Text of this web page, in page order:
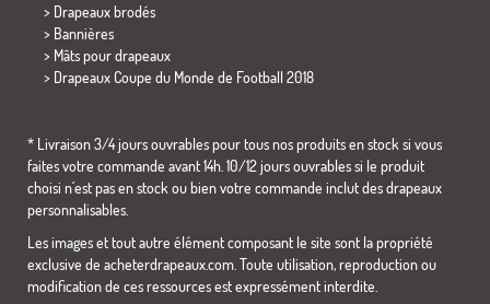
> Drapeaux brodés
> Bannières
> Mâts pour drapeaux
> Drapeaux Coupe du Monde de Football 2018
* Livraison 3/4 jours ouvrables pour tous nos produits en stock si vous
faites votre commande avant 14h. 10/12 jours ouvrables si le produit
choisi n´est pas en stock ou bien votre commande inclut des drapeaux
personnalisables.
Les images et tout autre élément composant le site sont la propriété
exclusive de acheterdrapeaux.com. Toute utilisation, reproduction ou
modification de ces ressources est expressément interdite.